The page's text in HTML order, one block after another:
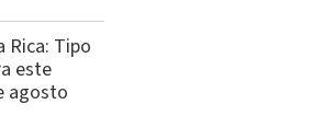
Rica: Tipo
este
agosto